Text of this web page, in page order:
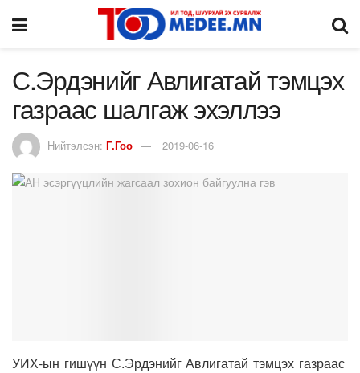
С.Эрдэнийг Авлигатай тэмцэх
газраас шалгаж эхэллээ
Нийтэлсэн: Г.Гоо 2019-06-16
УИХ-ын гишүүн С.Эрдэнийг Авлигатай тэмцэх газраас